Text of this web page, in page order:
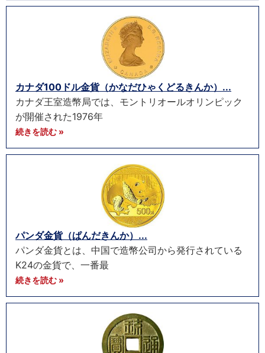
カナダ100ドル金貨（かなだひゃくどるきんか）...
カナダ王室造幣局では、モントリオールオリンピック
が開催された1976年
続きを読む »
パンダ金貨（ぱんだきんか）...
パンダ金貨とは、中国で造幣公司から発行されている
K24の金貨で、一番最
続きを読む »